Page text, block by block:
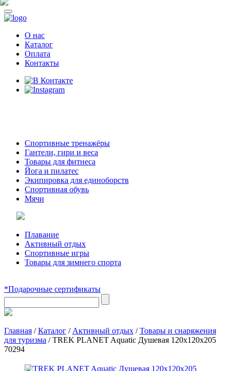
О нас
Каталог
Оплата
Контакты
Спортивные тренажёры
Гантели, гири и веса
Товары для фитнеса
Йога и пилатес
Экипировка для единоборств
Спортивная обувь
Мячи
Плавание
Активный отдых
Спортивные игры
Товары для зимнего спорта
*Подарочные сертификаты
Главная /Каталог / Активный отдых /Товары и снаряжения
для туризма /TREK PLANET Aquatic Душевая 120х120х205
70294